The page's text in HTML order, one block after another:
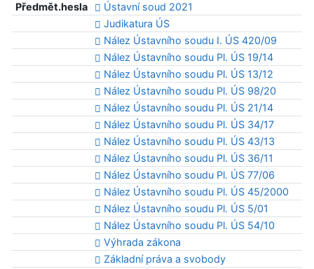
Předmět.hesla
Ústavní soud 2021
Judikatura ÚS
Nález Ústavního soudu I. ÚS 420/09
Nález Ústavního soudu Pl. ÚS 19/14
Nález Ústavního soudu Pl. ÚS 13/12
Nález Ústavního soudu Pl. ÚS 98/20
Nález Ústavního soudu Pl. ÚS 21/14
Nález Ústavního soudu Pl. ÚS 34/17
Nález Ústavního soudu Pl. ÚS 43/13
Nález Ústavního soudu Pl. ÚS 36/11
Nález Ústavního soudu Pl. ÚS 77/06
Nález Ústavního soudu Pl. ÚS 45/2000
Nález Ústavního soudu Pl. ÚS 5/01
Nález Ústavního soudu Pl. ÚS 54/10
Výhrada zákona
Základní práva a svobody